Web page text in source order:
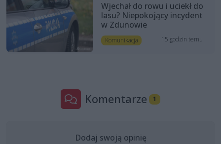
Wjechał do rowu i uciekł do
lasu? Niepokojący incydent
w Zdunowie
Komunikacja 15 godzin temu
Komentarze 1
Dodaj swoją opinię